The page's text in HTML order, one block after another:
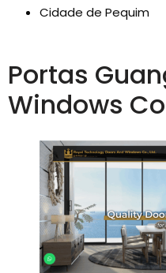
Cidade de Pequim
Portas
Windows